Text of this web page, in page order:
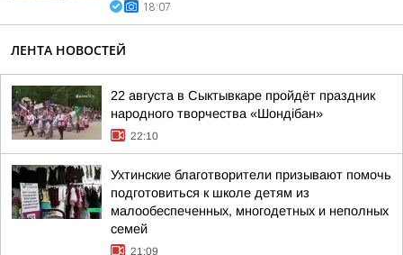
18:07
ЛЕНТА НОВОСТЕЙ
22 августа в Сыктывкаре пройдёт праздник
народного творчества «Шондібан»
22:10
Ухтинские благотворители призывают помочь
подготовиться к школе детям из
малообеспеченных, многодетных и неполных
семей
21:09